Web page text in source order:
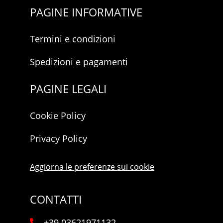
PAGINE INFORMATIVE
Termini e condizioni
Spedizioni e pagamenti
PAGINE LEGALI
Cookie Policy
Privacy Policy
Aggiorna le preferenze sui cookie
CONTATTI